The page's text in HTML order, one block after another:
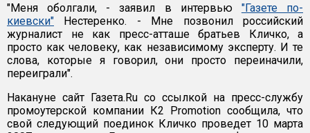
"Меня оболгали, - заявил в интервью "Газете по-
киевски" Нестеренко. - Мне позвонил российский
журналист не как пресс-атташе братьев Кличко, а
просто как человеку, как независимому эксперту. И те
слова, которые я говорил, они просто переиначили,
переиграли".
Накануне сайт Газета.Ru со ссылкой на пресс-службу
промоутерской компании К2 Promotion сообщила, что
свой следующий поединок Кличко проведет 10 марта